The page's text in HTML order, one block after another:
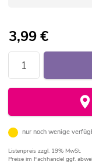
3,99€
nur noch wenige
Listenpreis zzgl. 19% MwSt.
Preise im Fachhandel ggf.